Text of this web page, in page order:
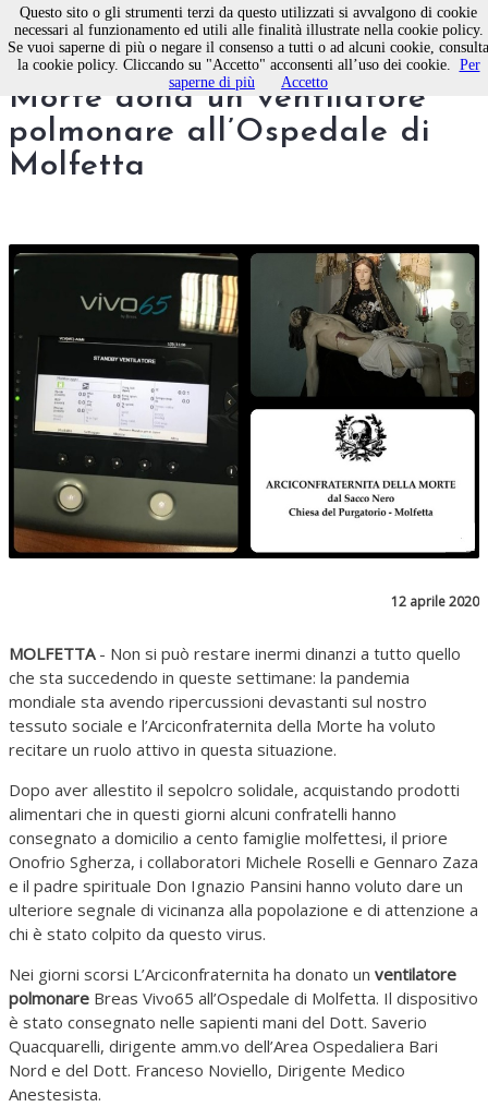
L’Arciconfraternita della
Morte dona un ventilatore
polmonare all’Ospedale di
Molfetta
12 aprile 2020
MOLFETTA- Non si può restare inermi dinanzi a tutto quello
che sta succedendo in queste settimane: la pandemia
mondiale sta avendo ripercussioni devastanti sul nostro
tessuto sociale e l’Arciconfraternita della Morte ha voluto
recitare un ruolo attivo in questa situazione.
Dopo aver allestito il sepolcro solidale, acquistando prodotti
alimentari che in questi giorni alcuni confratelli hanno
consegnato a domicilio a cento famiglie molfettesi, il priore
Onofrio Sgherza, i collaboratori Michele Roselli e Gennaro Zaza
e il padre spirituale Don Ignazio Pansini hanno voluto dare un
ulteriore segnale di vicinanza alla popolazione e di attenzione a
chi è stato colpito da questo virus.
Nei giorni scorsi L’Arciconfraternita ha donato un ventilatore
polmonare Breas Vivo65 all’Ospedale di Molfetta. Il dispositivo
è stato consegnato nelle sapienti mani del Dott. Saverio
Quacquarelli, dirigente amm.vo dell’Area Ospedaliera Bari
Nord e del Dott. Franceso Noviello, Dirigente Medico
Anestesista.
Questo sito o gli strumenti terzi da questo utilizzati si avvalgono di cookie
necessari al funzionamento ed utili alle finalità illustrate nella cookie policy.
Se vuoi saperne di più o negare il consenso a tutti o ad alcuni cookie, consulta
la cookie policy. Cliccando su "Accetto" acconsenti all’uso dei cookie. Per
saperne di più
Accetto